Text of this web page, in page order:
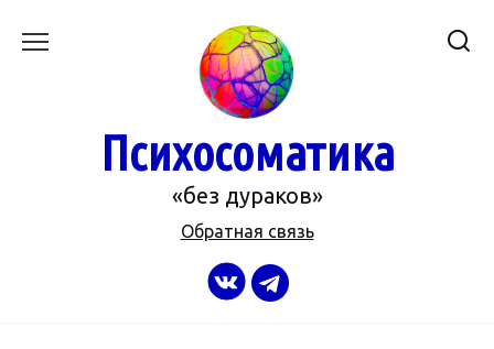
Психосоматика
«без дураков»
Обратная связь